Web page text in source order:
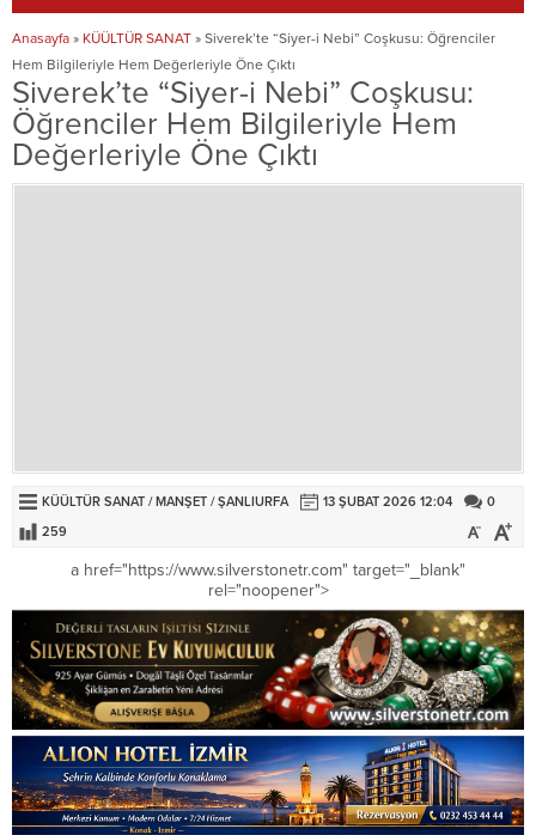
Anasayfa » KÜÜLTÜR SANAT » Siverek’te “Siyer-i Nebi” Coşkusu: Öğrenciler
Hem Bilgileriyle Hem Değerleriyle Öne Çıktı
Siverek’te “Siyer-i Nebi” Coşkusu:
Öğrenciler Hem Bilgileriyle Hem
Değerleriyle Öne Çıktı
KÜÜLTÜR SANAT /MANŞET /ŞANLIURFA 13 ŞUBAT 2026 12:04
0
259
a href="https://www.silverstonetr.com" target="_blank"
rel="noopener">